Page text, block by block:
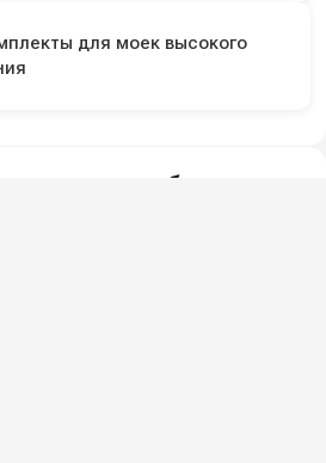
для моек высокого
каналы и будьте в